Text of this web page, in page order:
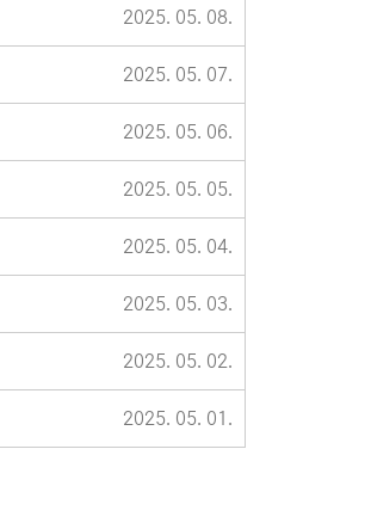
2025. 05. 08.
2025. 05. 07.
2025. 05. 06.
2025. 05. 05.
2025. 05. 04.
2025. 05. 03.
2025. 05. 02.
2025. 05. 01.